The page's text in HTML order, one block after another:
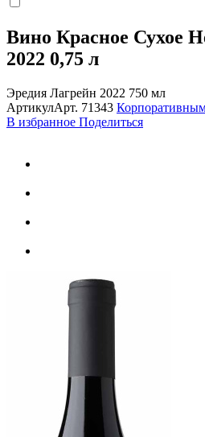
Вино Красное Сухое
2022 0,75 л
Эредия Лагрейн 2022 750 мл
АртикулАрт. 71343
В избранное Поделиться